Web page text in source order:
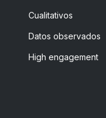
Cualitativos
Datos observados
High engagement